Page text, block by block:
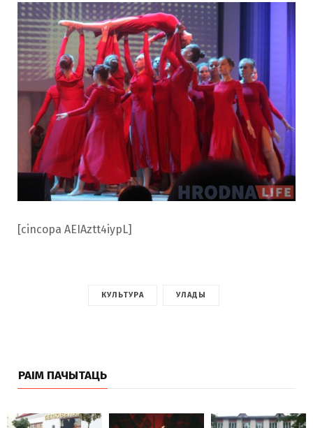
[cincopa AEIAztt4iypL]
КУЛЬТУРА УЛАДЫ
РАІМ ПАЧЫТАЦЬ